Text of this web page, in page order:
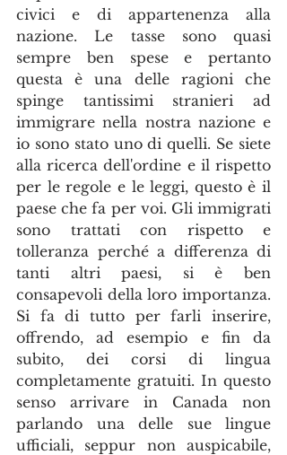
civici e di appartenenza alla
nazione. Le tasse sono quasi
sempre ben spese e pertanto
questa è una delle ragioni che
spinge tantissimi stranieri ad
immigrare nella nostra nazione e
io sono stato uno di quelli. Se siete
alla ricerca dell'ordine e il rispetto
per le regole e le leggi, questo è il
paese che fa per voi. Gli immigrati
sono trattati con rispetto e
tolleranza perché a differenza di
tanti altri paesi, si è ben
consapevoli della loro importanza.
Si fa di tutto per farli inserire,
offrendo, ad esempio e fin da
subito, dei corsi di lingua
completamente gratuiti. In questo
senso arrivare in Canada non
parlando una delle sue lingue
ufficiali, seppur non auspicabile,